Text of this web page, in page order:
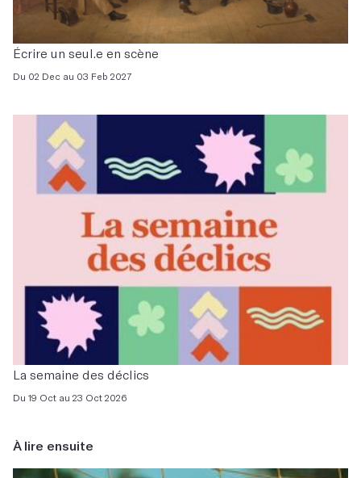
Écrire un seul.e en scène
Du 02 Dec au 03 Feb 2027
La semaine des déclics
Du 19 Oct au 23 Oct 2026
À lire ensuite